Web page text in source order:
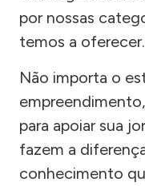
por nossas
temos a oferecer.
Não importa o
para apoiar sua
fazem a
conhecimento